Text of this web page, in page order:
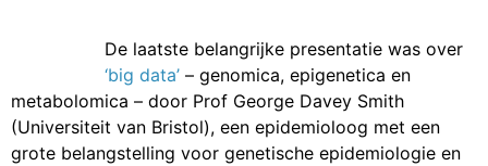
De laatste belangrijke presentatie was over
‘big data’– genomica, epigenetica en
metabolomica – door Prof George Davey Smith
(Universiteit van Bristol), een epidemioloog met een
grote belangstelling voor genetische epidemiologie en